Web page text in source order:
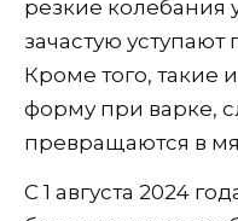
резкие колебания
зачастую уступают
Кроме того, такие
форму при варке,
превращаются в
С 1 августа 2024